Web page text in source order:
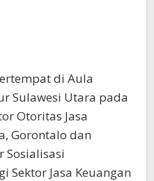
di Aula
Sulawesi Utara pada
Otoritas Jasa
Gorontalo dan
Sosialisasi
Sektor Jasa Keuangan